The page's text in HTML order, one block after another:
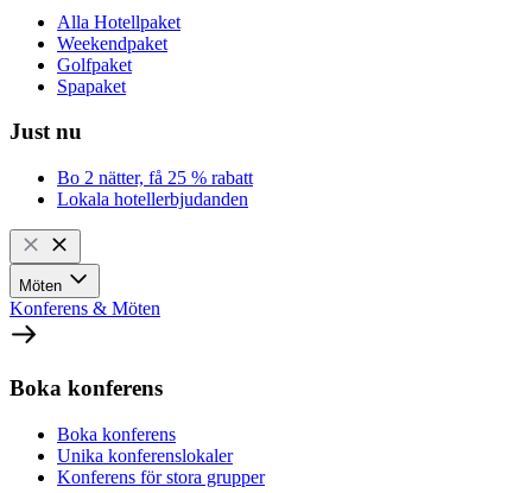
Alla Hotellpaket
Weekendpaket
Golfpaket
Spapaket
Just nu
Bo 2 nätter, få 25 % rabatt
Lokala hotellerbjudanden
Möten
Konferens & Möten
Boka konferens
Boka konferens
Unika konferenslokaler
Konferens för stora grupper